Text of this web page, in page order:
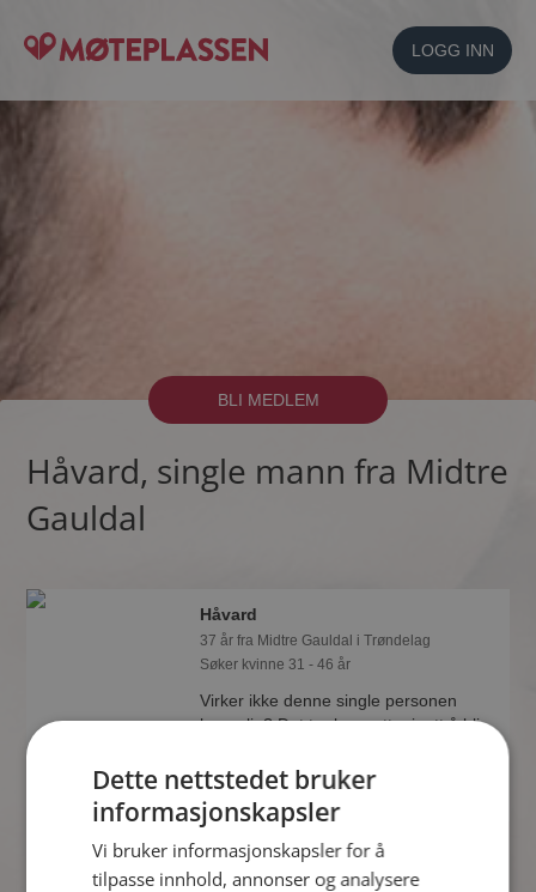
LOGG INN
BLI MEDLEM
Håvard, single mann fra Midtre
Gauldal
Håvard
37 år fra Midtre Gauldal i Trøndelag
Søker kvinne 31 - 46 år
Virker ikke denne single personen
hyggelig? Det tar bare ett minutt å bli
finne ut alt om Håvard.
Dette nettstedet bruker
informasjonskapsler
Vi bruker informasjonskapsler for å
tilpasse innhold, annonser og analysere